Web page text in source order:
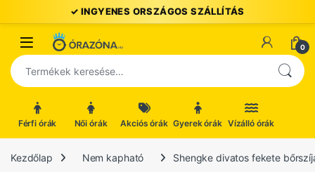
Ugrás a navigációhoz
Ugrás a tartalomhoz
Open 0
Keresés a következőre:
Férfi órák Női órák Akciós órák Gyerek órák Vízálló órák
Kezdőlap Nem kapható Shengke divatos fekete